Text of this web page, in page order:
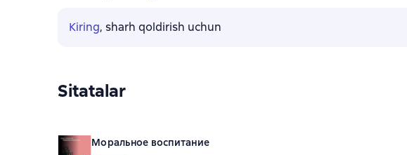
Kiring, sharh qoldirish uchun
Sitatalar
Моральное воспитание